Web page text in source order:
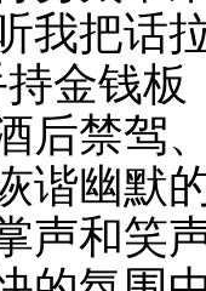
我把话
金钱板
后禁驾
谐幽默
声和笑